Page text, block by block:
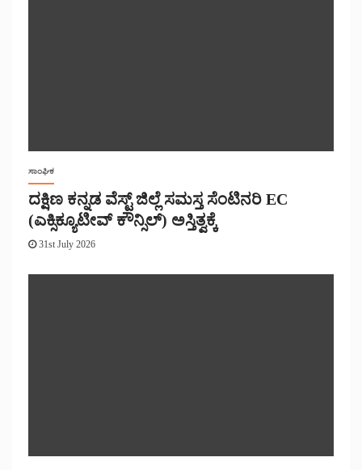
ಸಾಂಘಿಕ
ದಕ್ಷಿಣ ಕನ್ನಡ ವೆಸ್ಟ್ ಜಿಲ್ಲೆ ಸಮಸ್ತ ಸೆಂಟಿನರಿ EC
(ಎಕ್ಸಿಕ್ಯೂಟೀವ್ ಕೌನ್ಸಿಲ್) ಅಸ್ತಿತ್ವಕ್ಕೆ
31st July 2026